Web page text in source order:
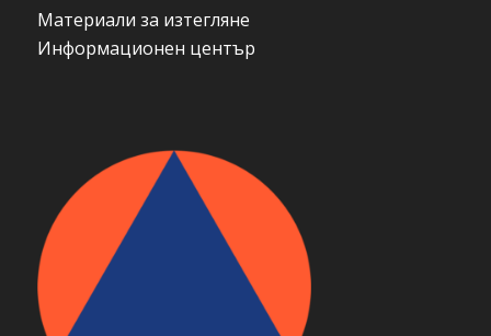
Материали за изтегляне
Информационен център